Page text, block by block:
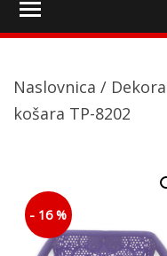
Naslovnica /
košara TP-8202
- 16 %